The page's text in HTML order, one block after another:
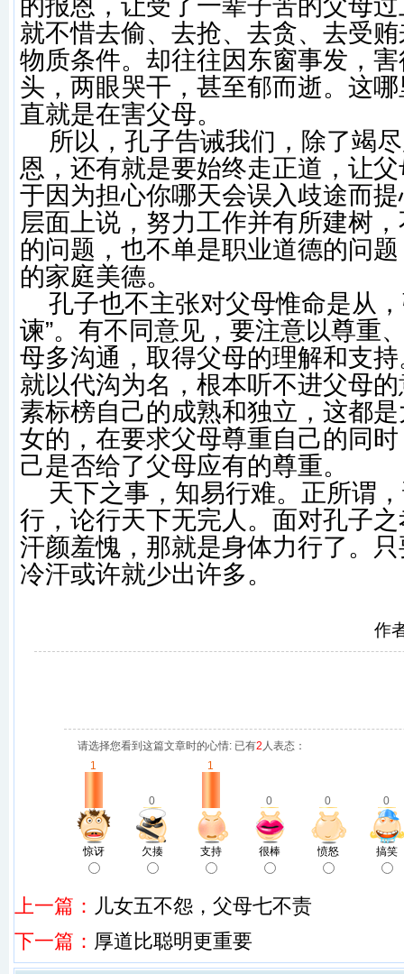
就不惜去偷、去抢、去贪、去受贿
物质条件。却往往因东窗事发，
头，两眼哭干，甚至郁而逝。这
直就是在害父母。
所以，孔子告诫我们，除了竭
恩，还有就是要始终走正道，让
于因为担心你哪天会误入歧途而
层面上说，努力工作并有所建树
的问题，也不单是职业道德的问
的家庭美德。
孔子也不主张对父母惟命是从，
谏”。有不同意见，要注意以尊重
母多沟通，取得父母的理解和支
就以代沟为名，根本听不进父母
素标榜自己的成熟和独立，这都
女的，在要求父母尊重自己的同
己是否给了父母应有的尊重。
天下之事，知易行难。正所谓
行，论行天下无完人。面对孔子
汗颜羞愧，那就是身体力行了。
冷汗或许就少出许多。
作
请选择您看到这篇文章时的心情: 已有2 人表态：
1
0
1
0 0 0
惊讶 欠揍 支持 很棒 愤怒 搞笑
上一篇： 儿女五不怨，父母七不责
下一篇： 厚道比聪明更重要